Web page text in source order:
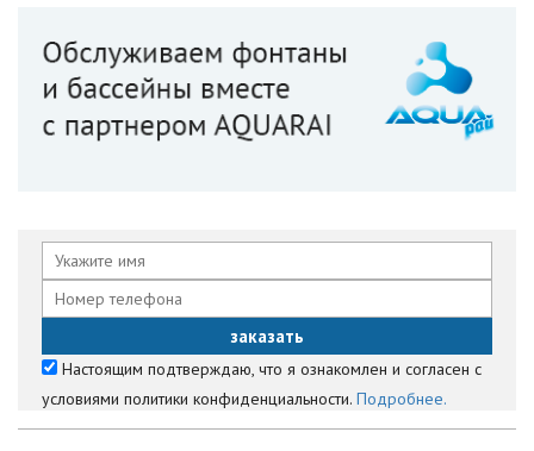
Настоящим подтверждаю, что я ознакомлен и согласен с
условиями политики конфиденциальности. Подробнее.